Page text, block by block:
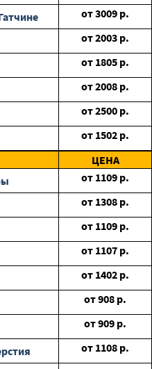
от3009 р.
от2003 р.
от 1805 р.
от2008 р.
от2500 р.
от 1502 р.
ЦЕНА
от 1109 р.
от 1308 р.
от 1109 р.
от 1107 р.
от 1402 р.
от908 р.
от909 р.
от 1108 р.